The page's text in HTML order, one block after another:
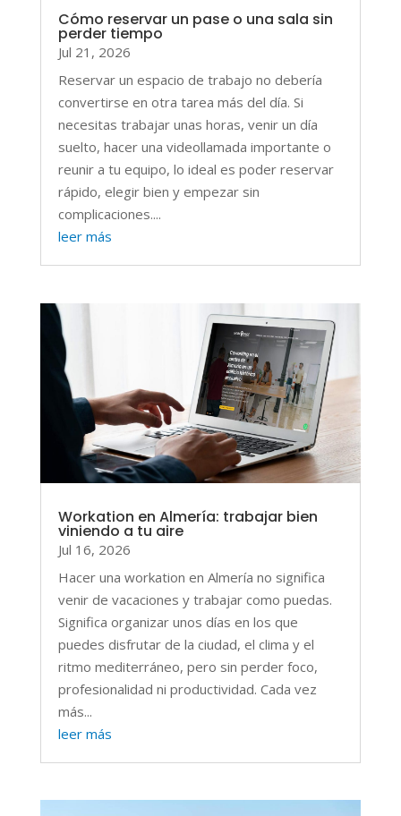
Cómo reservar un pase o una sala sin
perder tiempo
Jul 21, 2026
Reservar un espacio de trabajo no debería
convertirse en otra tarea más del día. Si
necesitas trabajar unas horas, venir un día
suelto, hacer una videollamada importante o
reunir a tu equipo, lo ideal es poder reservar
rápido, elegir bien y empezar sin
complicaciones....
leer más
Workation en Almería: trabajar bien
viniendo a tu aire
Jul 16, 2026
Hacer una workation en Almería no significa
venir de vacaciones y trabajar como puedas.
Significa organizar unos días en los que
puedes disfrutar de la ciudad, el clima y el
ritmo mediterráneo, pero sin perder foco,
profesionalidad ni productividad. Cada vez
más...
leer más